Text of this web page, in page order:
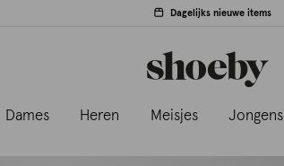
Dagelijks nieuwe items
Dames Heren Meisjes Jongens